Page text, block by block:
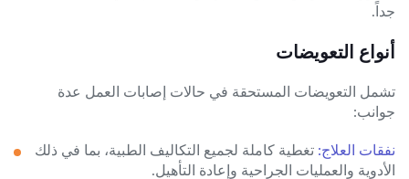
جداً.
أنواع التعويضات
تشمل التعويضات المستحقة في حالات إصابات العمل عدة
جوانب:
نفقات العلاج: تغطية كاملة لجميع التكاليف الطبية، بما في ذلك
الأدوية والعمليات الجراحية وإعادة التأهيل.